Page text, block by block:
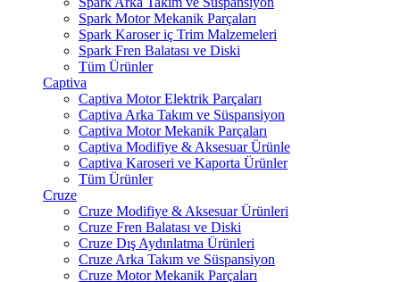
Spark Motor Mekanik Parçaları
Spark Karoser iç Trim Malzemeleri
Spark Fren Balatası ve Diski
Tüm Ürünler
Captiva
Captiva Motor Elektrik Parçaları
Captiva Arka Takım ve Süspansiyon
Captiva Motor Mekanik Parçaları
Captiva Modifiye & Aksesuar Ürünle
Captiva Karoseri ve Kaporta Ürünler
Tüm Ürünler
Cruze
Cruze Modifiye & Aksesuar Ürünleri
Cruze Fren Balatası ve Diski
Cruze Dış Aydınlatma Ürünleri
Cruze Arka Takım ve Süspansiyon
Cruze Motor Mekanik Parçaları